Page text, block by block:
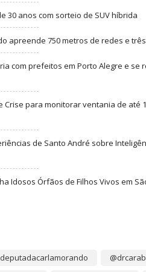
30 anos com sorteio de SUV híbrida
apreende 750 metros de redes e
com prefeitos em Porto Alegre e se
Crise para monitorar ventania de até
de Santo André sobre
Idosos Órfãos de Filhos Vivos em